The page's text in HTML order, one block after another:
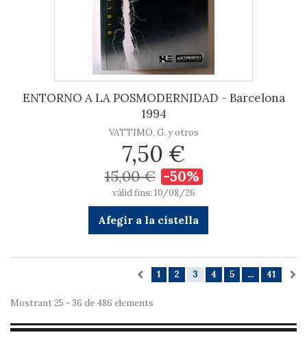
ENTORNO A LA POSMODERNIDAD - Barcelona
1994
VATTIMO, G. y otros
7,50 €
15,00 € -50%
vàlid fins: 10/08/26
Afegir a la cistella
1 2 3 4 5 ... 41
Mostrant 25 - 36 de 486 elements